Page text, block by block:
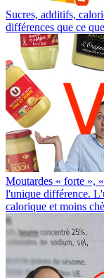
Sucres, additifs,
différences que ce
Moutardes « forte »,
l'unique différence.
calorique et moins